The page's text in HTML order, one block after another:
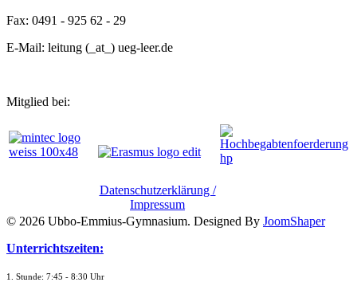
Fax: 0491 - 925 62 - 29
E-Mail: leitung (_at_) ueg-leer.de
Mitglied bei:
Datenschutzerklärung /
Impressum
© 2026 Ubbo-Emmius-Gymnasium. Designed By JoomShaper
Unterrichtszeiten:
1. Stunde: 7:45 - 8:30 Uhr